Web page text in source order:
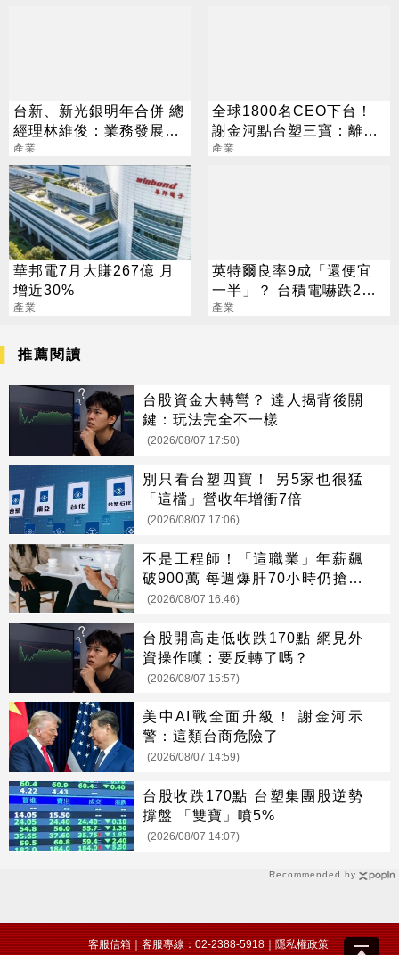
台新、新光銀明年合併 總
經理林維俊：業務發展更
均衡
產業
全球1800名CEO下台！
謝金河點台塑三寶：離淨
值愈來愈遠
產業
華邦電7月大賺267億 月
增近30%
產業
英特爾良率9成「還便宜
一半」？ 台積電嚇跌2%
專家揭數字背後真相
產業
Recommended by
推薦閱讀
台股資金大轉彎？ 達人揭背後關
鍵：玩法完全不一樣
(2026/08/07 17:50)
別只看台塑四寶！ 另5家也很猛
「這檔」營收年增衝7倍
(2026/08/07 17:06)
不是工程師！「這職業」年薪飆
破900萬 每週爆肝70小時仍搶破
頭
(2026/08/07 16:46)
台股開高走低收跌170點 網見外
資操作嘆：要反轉了嗎？
(2026/08/07 15:57)
美中AI戰全面升級！ 謝金河示
警：這類台商危險了
(2026/08/07 14:59)
台股收跌170點 台塑集團股逆勢
撐盤 「雙寶」噴5%
(2026/08/07 14:07)
客服信箱｜客服專線：02-2388-5918｜隱私權政策